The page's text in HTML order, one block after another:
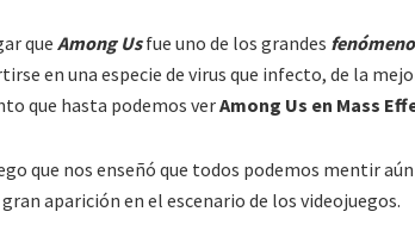
que Among Usfue uno de los grandes
en una especie de virus que infecto, de la
que hasta podemos verAmong Us en Mass
que nos enseñó que todos podemos mentir
gran aparición en el escenario de los videojuegos.